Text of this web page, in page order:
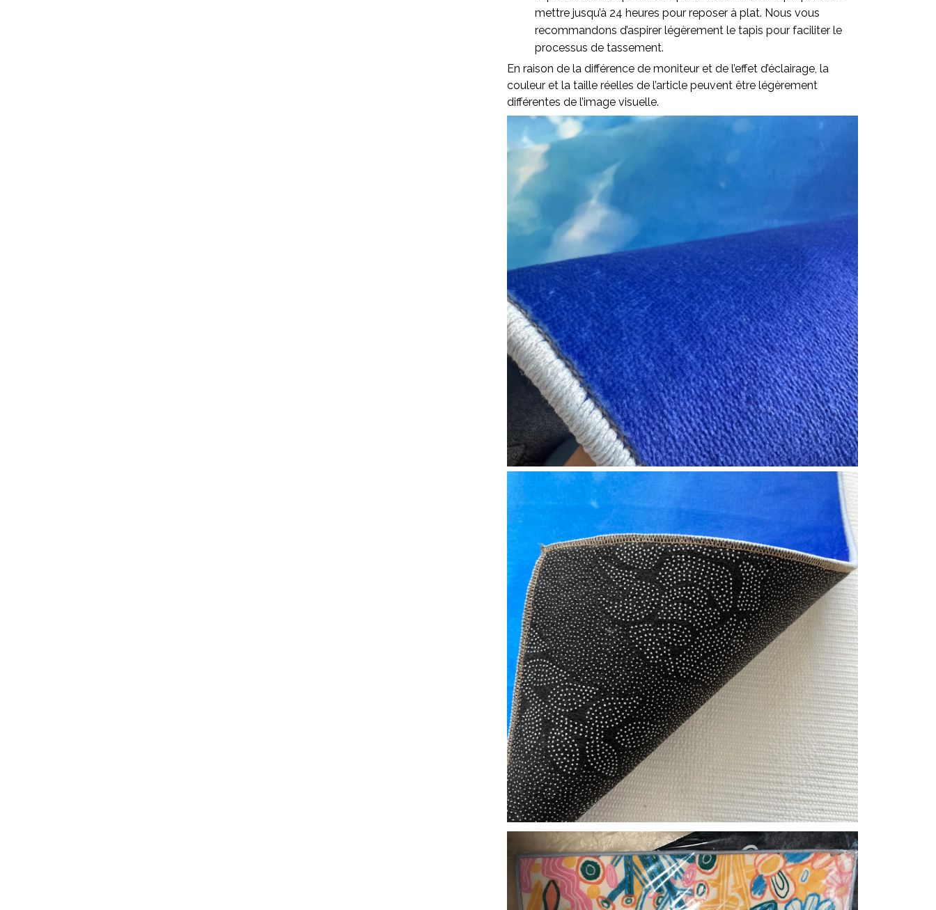
mettre jusqu’à 24 heures pour reposer à plat. Nous vous
recommandons d’aspirer légèrement le tapis pour faciliter le
processus de tassement.
En raison de la différence de moniteur et de l’effet d’éclairage, la
couleur et la taille réelles de l’article peuvent être légèrement
différentes de l’image visuelle.